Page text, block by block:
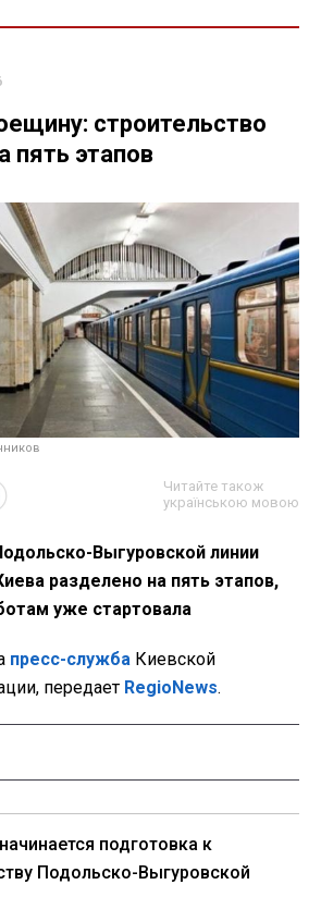
строительство
пять этапов
Читайте також
українською мовою
Выгуровской линии
разделено на пять этапов,
уже стартовала
пресс-служба Киевской
передает RegioNews.
подготовка к
Подольско-Выгуровской